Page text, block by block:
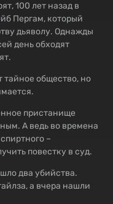
100 лет назад в
Пергам, который
дьяволу. Однажды
день обходят
тайное общество, но
пристанище
А ведь во времена
–
повестку в суд.
два убийства.
а вчера нашли